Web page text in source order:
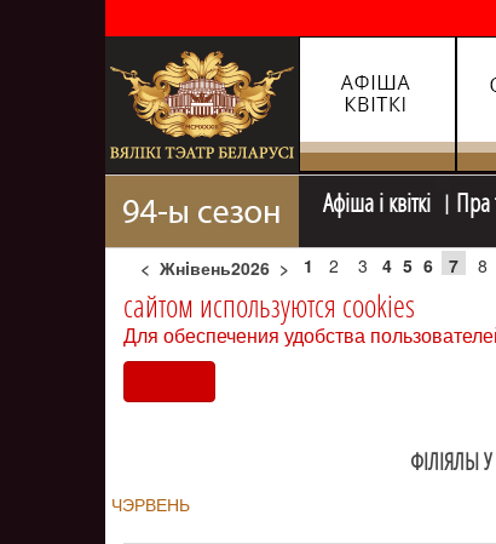
Афiша i квiткi Пра
< Жнiвень2026 > 1 2 3 4 5 6 7 8
сайтом используются cookies
Для обеспечения удобства
ФIЛIЯЛЫ У
ЧЭРВЕНЬ